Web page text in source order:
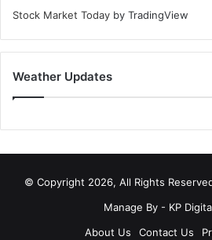
Stock Market Today by TradingView
Weather Updates
© Copyright 2026, All Rights
Manage By - KP
About Us
Contact Us